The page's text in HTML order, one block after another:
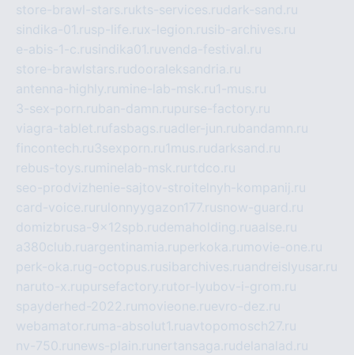
store-brawl-stars.rukts-services.rudark-sand.ru
sindika-01.rusp-life.rux-legion.rusib-archives.ru
e-abis-1-c.rusindika01.ruvenda-festival.ru
store-brawlstars.rudooraleksandria.ru
antenna-highly.ru mine-lab-msk.ru1-mus.ru
3-sex-porn.ruban-damn.rupurse-factory.ru
viagra-tablet.rufasbags.ruadler-jun.rubandamn.ru
fincontech.ru3sexporn.ru1mus.rudarksand.ru
rebus-toys.ru minelab-msk.ru rtdco.ru
seo-prodvizhenie-sajtov-stroitelnyh-kompanij.ru
card-voice.ru rulonnyygazon177.rusnow-guard.ru
domizbrusa-9x12spb.rudemaholding.ruaalse.ru
a380club.ruargentinamia.ruperkoka.ru movie-one.ru
perk-oka.rug-octopus.rusibarchives.ruandreislyusar.ru
naruto-x.rupursefactory.rutor-lyubov-i-grom.ru
spayderhed-2022.ru movieone.ruevro-dez.ru
webamator.ru ma-absolut1.ruavtopomosch27.ru
nv-750.ru news-plain.ru nertansaga.rudelanalad.ru